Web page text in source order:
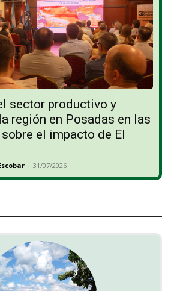
sector productivo y
región en Posadas en las
el impacto de El
- 31/07/2026